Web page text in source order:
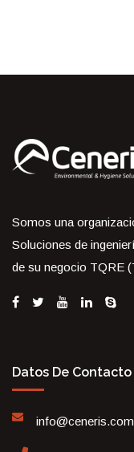
Somos una
Soluciones de
de su negocio TQRE
Datos De Contacto
info@ceneris.com